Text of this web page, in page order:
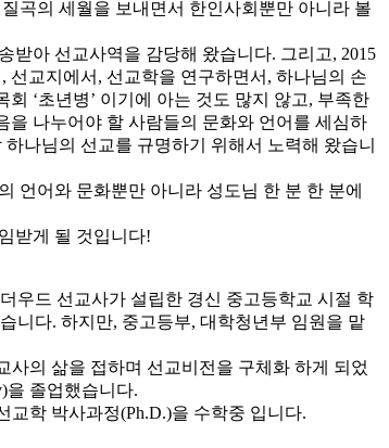
곡의 세월을 보내면서 한인사회뿐만 아니라 볼
받아 선교사역을 감당해 왔습니다. 그리고, 2015
선교지에서, 선교학을 연구하면서, 하나님의 손
‘초년병’ 이기에 아는 것도 많지 않고, 부족한
나누어야 할 사람들의 문화와 언어를 세심하
나님의 선교를 규명하기 위해서 노력해 왔습니
언어와 문화뿐만 아니라 성도님 한 분 한 분에
받게 될 것입니다!
우드 선교사가 설립한 경신 중고등학교 시절 학
니다. 하지만, 중고등부, 대학청년부 임원을 맡
사의 삶을 접하며 선교비전을 구체화 하게 되었
을 졸업했습니다.
교학 박사과정(Ph.D.)을 수학중 입니다.